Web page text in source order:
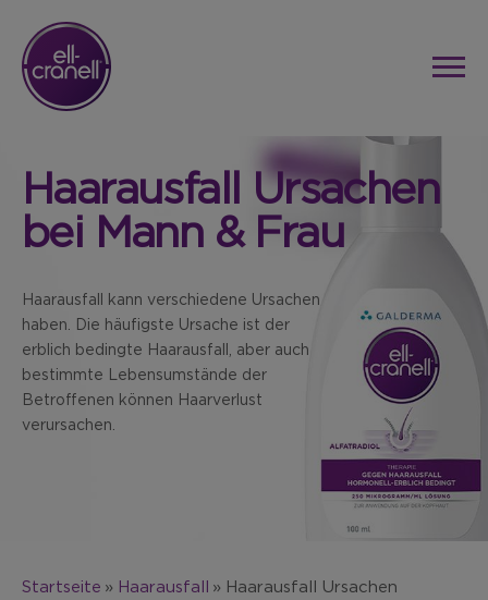
Haarausfall Ursachen
bei Mann & Frau
Haarausfall kann verschiedene Ursachen
haben. Die häufigste Ursache ist der
erblich bedingte Haarausfall, aber auch
bestimmte Lebensumstände der
Betroffenen können Haarverlust
verursachen.
Startseite Haarausfall Haarausfall Ursachen